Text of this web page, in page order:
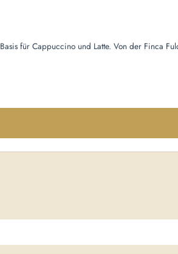
von 4.92 von 5 Sternen
für Cappuccino und Latte. Von der Finca